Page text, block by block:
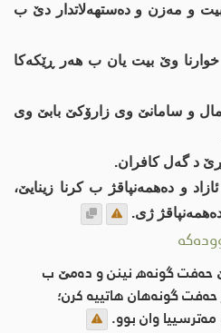
و مه‌زن و ده‌ستهه‌لاتدار دێ ب
خوارنا وێ بیت یان ب هه‌ر ڕێكه‌كا
و سامانێ وی زارۆكێ بابێ وی
د گه‌ل كافران.
و ده‌همه‌نپاقژ ب كرنا زینایێ،
ژی.
حه‌فت گونه‌ھ نینن و ده‌مێ ب
گونه‌هان هاتییه‌ كرن؛
وان بوو.